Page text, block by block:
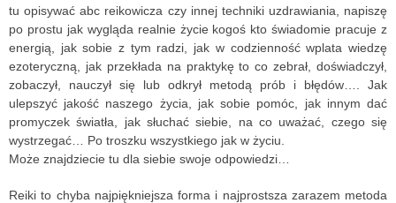
tu opisywać abc reikowicza czy innej techniki uzdrawiania, napiszę
po prostu jak wygląda realnie życie kogoś kto świadomie pracuje z
energią, jak sobie z tym radzi, jak w codzienność wplata wiedzę
ezoteryczną, jak przekłada na praktykę to co zebrał, doświadczył,
zobaczył, nauczył się lub odkrył metodą prób i błędów…. Jak
ulepszyć jakość naszego życia, jak sobie pomóc, jak innym dać
promyczek światła, jak słuchać siebie, na co uważać, czego się
wystrzegać… Po troszku wszystkiego jak w życiu.
Może znajdziecie tu dla siebie swoje odpowiedzi…
Reiki to chyba najpiękniejsza forma i najprostsza zarazem metoda